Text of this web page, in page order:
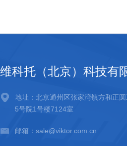
维科托（北京）科技有
地址：北京通州区张家湾镇方和正
5号院1号楼7124室
邮箱：sale@viktor.com.cn